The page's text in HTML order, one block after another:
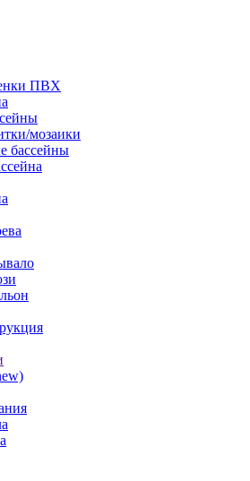
ПВХ
мозаики
бассейны